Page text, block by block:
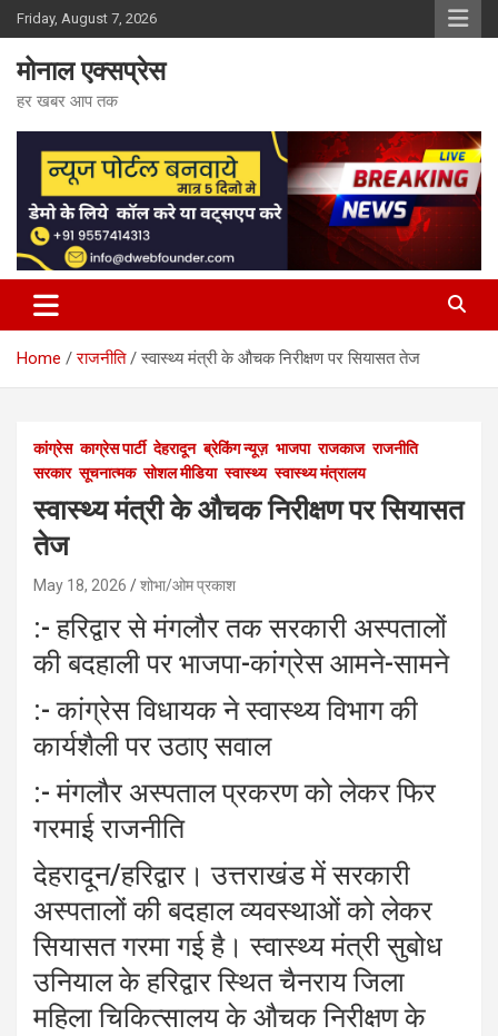
Skip
to
content
Friday, August 7, 2026
मोनाल एक्सप्रेस
हर खबर आप तक
Home राजनीति स्वास्थ्य मंत्री के औचक निरीक्षण पर सियासत तेज
कांग्रेस काग्रेस पार्टी देहरादून ब्रेकिंग न्यूज़ भाजपा राजकाज राजनीति
सरकार सूचनात्मक सोशल मीडिया स्वास्थ्य स्वास्थ्य मंत्रालय
स्वास्थ्य मंत्री के औचक निरीक्षण पर सियासत
तेज
May 18, 2026 शोभा/ओम प्रकाश
:- हरिद्वार से मंगलौर तक सरकारी अस्पतालों
की बदहाली पर भाजपा-कांग्रेस आमने-सामने
:- कांग्रेस विधायक ने स्वास्थ्य विभाग की
कार्यशैली पर उठाए सवाल
:- मंगलौर अस्पताल प्रकरण को लेकर फिर
गरमाई राजनीति
देहरादून/हरिद्वार। उत्तराखंड में सरकारी
अस्पतालों की बदहाल व्यवस्थाओं को लेकर
सियासत गरमा गई है। स्वास्थ्य मंत्री सुबोध
उनियाल के हरिद्वार स्थित चैनराय जिला
महिला चिकित्सालय के औचक निरीक्षण के